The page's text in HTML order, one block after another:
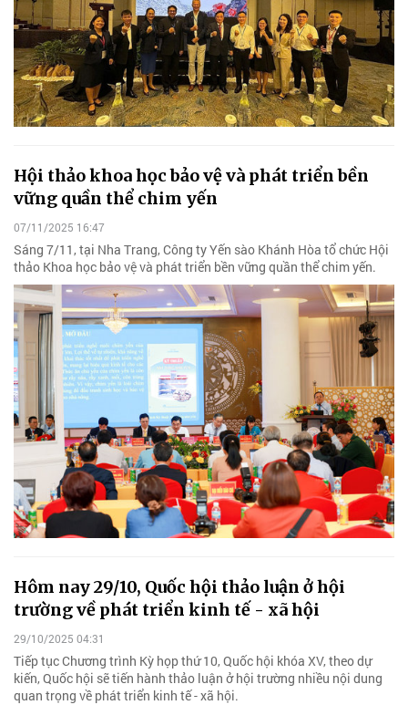
Hội thảo khoa học bảo vệ và phát triển bền
vững quần thể chim yến
07/11/2025 16:47
Sáng 7/11, tại Nha Trang, Công ty Yến sào Khánh Hòa tổ chức Hội
thảo Khoa học bảo vệ và phát triển bền vững quần thể chim yến.
Hôm nay 29/10, Quốc hội thảo luận ở hội
trường về phát triển kinh tế - xã hội
29/10/2025 04:31
Tiếp tục Chương trình Kỳ họp thứ 10, Quốc hội khóa XV, theo dự
kiến, Quốc hội sẽ tiến hành thảo luận ở hội trường nhiều nội dung
quan trọng về phát triển kinh tế - xã hội.